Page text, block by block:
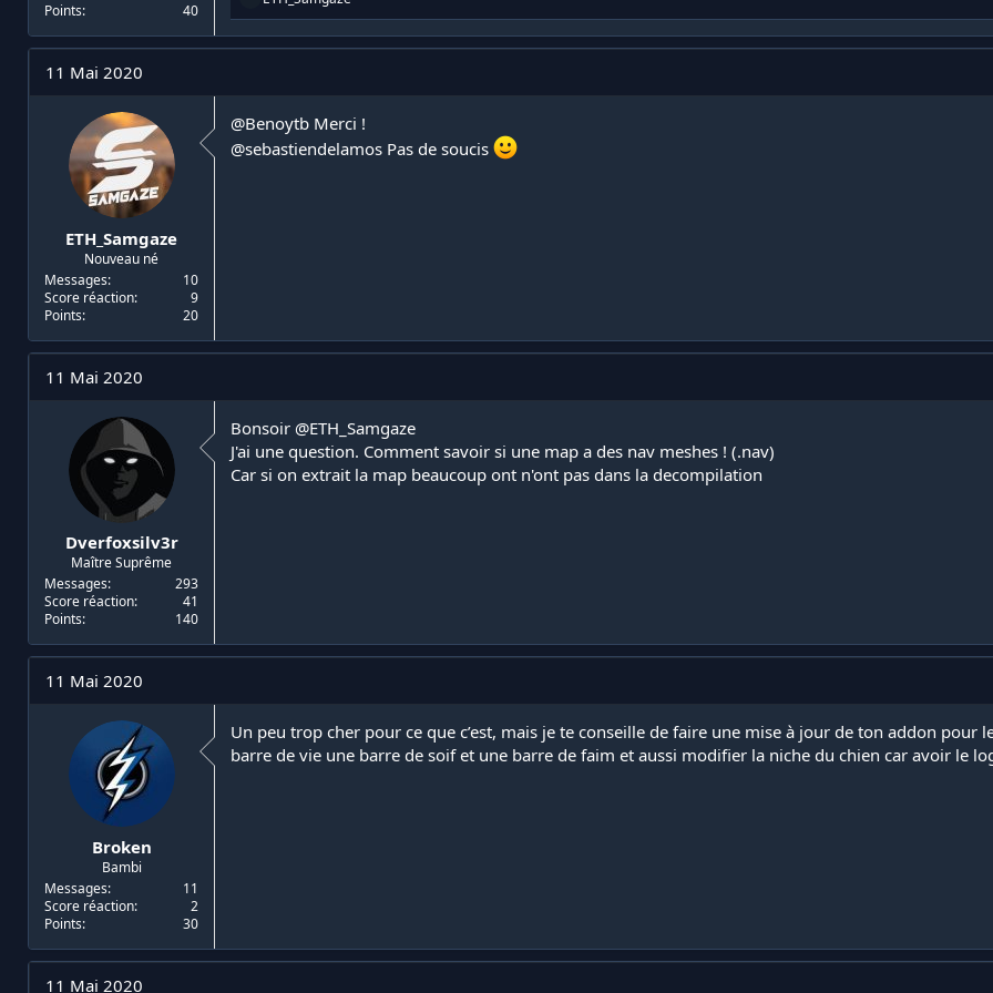
Points
40
a
c
n
:
11 Mai 2020
ETH_Samgaze
Nouveau né
Messages
10
Score réaction
9
Points
20
@Benoytb Merci !
@sebastiendelamos Pas de soucis
11 Mai 2020
Dverfoxsilv3r
Maître Suprême
Messages
293
Score réaction
41
Points
140
Bonsoir @ETH_Samgaze
J'ai une question. Comment savoir si une map a des nav meshes ! (.nav)
Car si on extrait la map beaucoup ont n'ont pas dans la decompilation
11 Mai 2020
Broken
Bambi
Messages
11
Score réaction
2
Points
30
Un peu trop cher pour ce que c’est, mais je te conseille de faire une mise à jour de ton addon pour
barre de vie une barre de soif et une barre de faim et aussi modifier la niche du chien car avoir le
11 Mai 2020